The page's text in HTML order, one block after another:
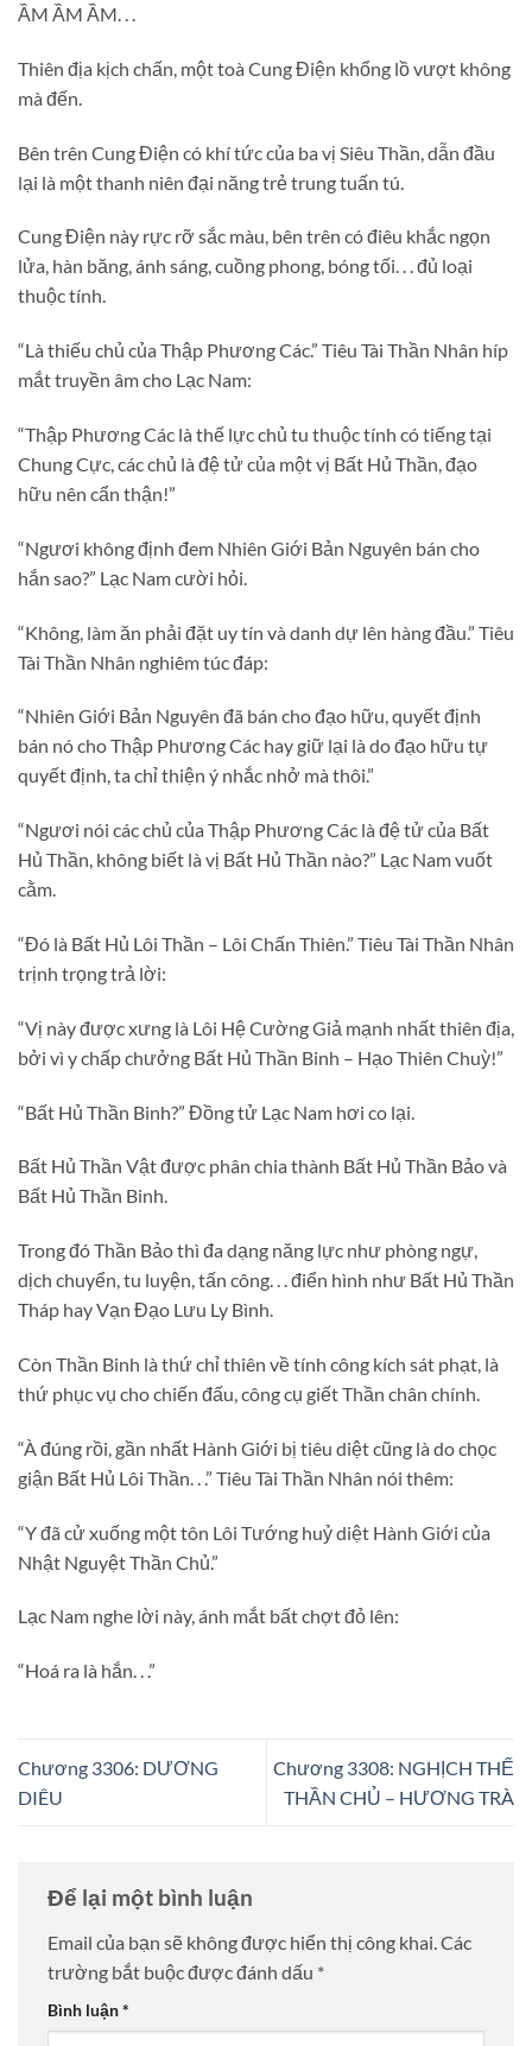
ẦM ẦM ẦM. . .
Thiên địa kịch chấn, một toà Cung Điện khổng lồ vượt không
mà đến.
Bên trên Cung Điện có khí tức của ba vị Siêu Thần, dẫn đầu
lại là một thanh niên đại năng trẻ trung tuấn tú.
Cung Điện này rực rỡ sắc màu, bên trên có điêu khắc ngọn
lửa, hàn băng, ánh sáng, cuồng phong, bóng tối. . . đủ loại
thuộc tính.
“Là thiếu chủ của Thập Phương Các.” Tiêu Tài Thần Nhân híp
mắt truyền âm cho Lạc Nam:
“Thập Phương Các là thế lực chủ tu thuộc tính có tiếng tại
Chung Cực, các chủ là đệ tử của một vị Bất Hủ Thần, đạo
hữu nên cẩn thận!”
“Ngươi không định đem Nhiên Giới Bản Nguyên bán cho
hắn sao?” Lạc Nam cười hỏi.
“Không, làm ăn phải đặt uy tín và danh dự lên hàng đầu.” Tiêu
Tài Thần Nhân nghiêm túc đáp:
“Nhiên Giới Bản Nguyên đã bán cho đạo hữu, quyết định
bán nó cho Thập Phương Các hay giữ lại là do đạo hữu tự
quyết định, ta chỉ thiện ý nhắc nhở mà thôi.”
“Ngươi nói các chủ của Thập Phương Các là đệ tử của Bất
Hủ Thần, không biết là vị Bất Hủ Thần nào?” Lạc Nam vuốt
cằm.
“Đó là Bất Hủ Lôi Thần – Lôi Chấn Thiên.” Tiêu Tài Thần Nhân
trịnh trọng trả lời:
“Vị này được xưng là Lôi Hệ Cường Giả mạnh nhất thiên địa,
bởi vì y chấp chưởng Bất Hủ Thần Binh – Hạo Thiên Chuỳ!”
“Bất Hủ Thần Binh?” Đồng tử Lạc Nam hơi co lại.
Bất Hủ Thần Vật được phân chia thành Bất Hủ Thần Bảo và
Bất Hủ Thần Binh.
Trong đó Thần Bảo thì đa dạng năng lực như phòng ngự,
dịch chuyển, tu luyện, tấn công. . . điển hình như Bất Hủ Thần
Tháp hay Vạn Đạo Lưu Ly Bình.
Còn Thần Binh là thứ chỉ thiên về tính công kích sát phạt, là
thứ phục vụ cho chiến đấu, công cụ giết Thần chân chính.
“À đúng rồi, gần nhất Hành Giới bị tiêu diệt cũng là do chọc
giận Bất Hủ Lôi Thần. . .” Tiêu Tài Thần Nhân nói thêm:
“Y đã cử xuống một tôn Lôi Tướng huỷ diệt Hành Giới của
Nhật Nguyệt Thần Chủ.”
Lạc Nam nghe lời này, ánh mắt bất chợt đỏ lên:
“Hoá ra là hắn. . .”
Chương 3306: DƯƠNG
DIÊU
Chương 3308: NGHỊCH THẾ
THẦN CHỦ – HƯƠNG TRÀ
Để lại một bình luận
Email của bạn sẽ không được hiển thị công khai.Các
trường bắt buộc được đánh dấu *
Bình luận*